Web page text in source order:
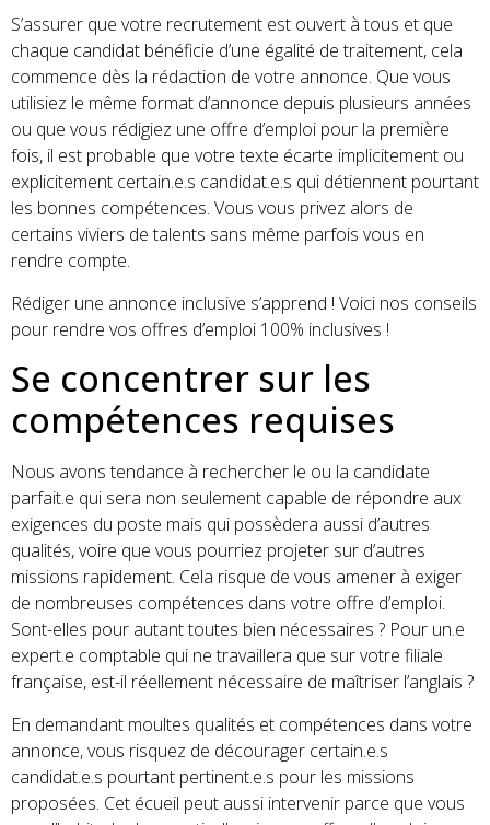
S’assurer que votre recrutement est ouvert à tous et que
chaque candidat bénéficie d’une égalité de traitement, cela
commence dès la rédaction de votre annonce. Que vous
utilisiez le même format d’annonce depuis plusieurs années
ou que vous rédigiez une offre d’emploi pour la première
fois, il est probable que votre texte écarte implicitement ou
explicitement certain.e.s candidat.e.s qui détiennent pourtant
les bonnes compétences. Vous vous privez alors de
certains viviers de talents sans même parfois vous en
rendre compte.
Rédiger une annonce inclusive s’apprend ! Voici nos conseils
pour rendre vos offres d’emploi 100% inclusives !
Se concentrer sur les
compétences requises
Nous avons tendance à rechercher le ou la candidate
parfait.e qui sera non seulement capable de répondre aux
exigences du poste mais qui possèdera aussi d’autres
qualités, voire que vous pourriez projeter sur d’autres
missions rapidement. Cela risque de vous amener à exiger
de nombreuses compétences dans votre offre d’emploi.
Sont-elles pour autant toutes bien nécessaires ? Pour un.e
expert.e comptable qui ne travaillera que sur votre filiale
française, est-il réellement nécessaire de maîtriser l’anglais ?
En demandant moultes qualités et compétences dans votre
annonce, vous risquez de décourager certain.e.s
candidat.e.s pourtant pertinent.e.s pour les missions
proposées. Cet écueil peut aussi intervenir parce que vous